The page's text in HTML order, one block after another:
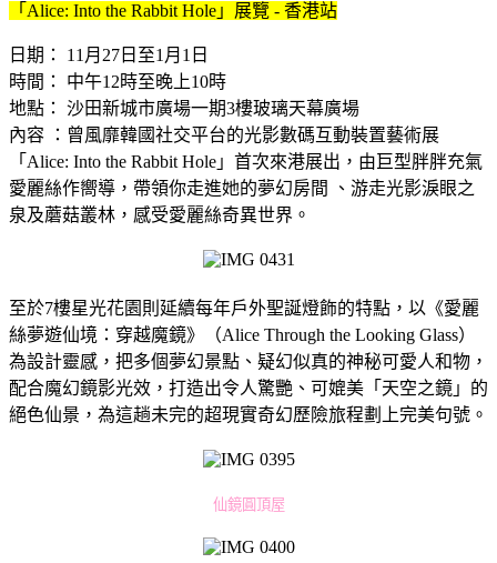
「Alice: Into the Rabbit Hole」展覽 - 香港站
日期： 11月27日至1月1日
時間： 中午12時至晚上10時
地點： 沙田新城市廣場一期3樓玻璃天幕廣場
內容 ：曾風靡韓國社交平台的光影數碼互動裝置藝術展
「Alice: Into the Rabbit Hole」首次來港展出，由巨型胖胖充氣
愛麗絲作嚮導，帶領你走進她的夢幻房間 、游走光影淚眼之
泉及蘑菇叢林，感受愛麗絲奇異世界。
至於7樓星光花園則延續每年戶外聖誕燈飾的特點，以《愛麗
絲夢遊仙境：穿越魔鏡》（Alice Through the Looking Glass）
為設計靈感，把多個夢幻景點、疑幻似真的神秘可愛人和物，
配合魔幻鏡影光效，打造出令人驚艷、可媲美「天空之鏡」的
絕色仙景，為這趟未完的超現實奇幻歷險旅程劃上完美句號。
仙鏡圓頂屋